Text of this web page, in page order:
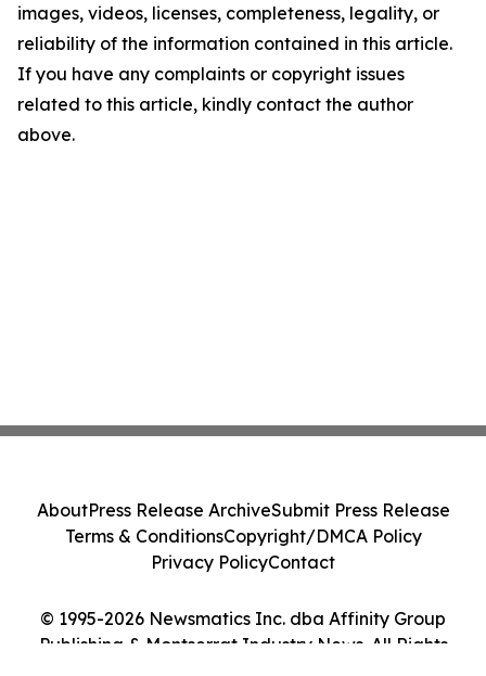
images, videos, licenses, completeness, legality, or
reliability of the information contained in this article.
If you have any complaints or copyright issues
related to this article, kindly contact the author
above.
© 1995-2026 Newsmatics Inc. dba Affinity Group
Publishing & Montserrat Industry News. All Rights
AboutPress Release ArchiveSubmit Press Release
Terms & ConditionsCopyright/DMCA Policy
Privacy PolicyContact